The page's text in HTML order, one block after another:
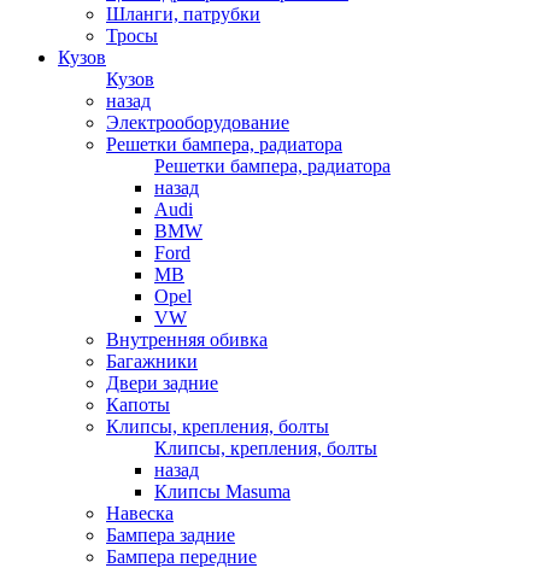
Шланги, патрубки
Тросы
Кузов
Кузов
назад
Электрооборудование
Решетки бампера, радиатора
Решетки бампера, радиатора
назад
Audi
BMW
Ford
MB
Opel
VW
Внутренняя обивка
Багажники
Двери задние
Капоты
Клипсы, крепления, болты
Клипсы, крепления, болты
назад
Клипсы Masuma
Навеска
Бампера задние
Бампера передние